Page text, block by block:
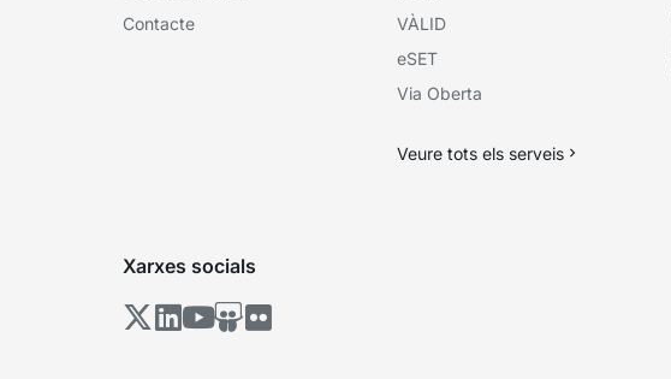
Contacte
VÀLID
eSET
Via Oberta
Veure tots els serveis
Xarxes socials